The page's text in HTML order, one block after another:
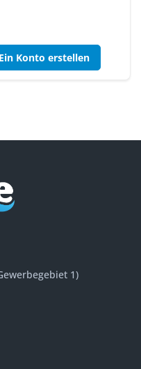
Ein Konto erstellen
1)